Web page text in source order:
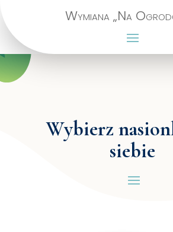
Wymiana „Na
Wybierz
siebie